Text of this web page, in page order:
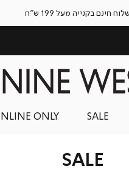
חינם בקנייה מעל 199 ש"ח
SALE
ONLY
SALE